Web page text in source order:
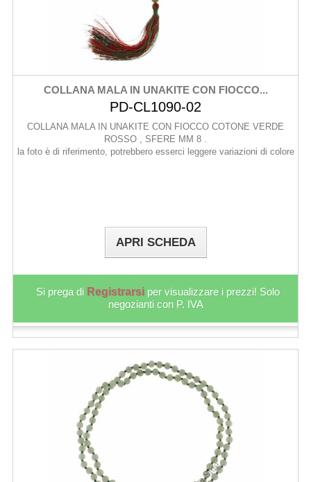
COLLANA MALA IN UNAKITE CON FIOCCO...
PD-CL1090-02
COLLANA MALA IN UNAKITE CON FIOCCO COTONE VERDE
ROSSO , SFERE MM 8 .
la foto è di riferimento, potrebbero esserci leggere variazioni di colore
APRI SCHEDA
Si prega di Registrarsi per visualizzare i prezzi! Solo
negozianti con P. IVA